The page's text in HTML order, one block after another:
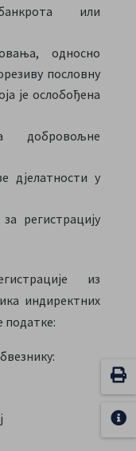
или
односно
пословну
је ослобођена
добровољне
дјелатности у
регистрацију
из
индиректних
податке: